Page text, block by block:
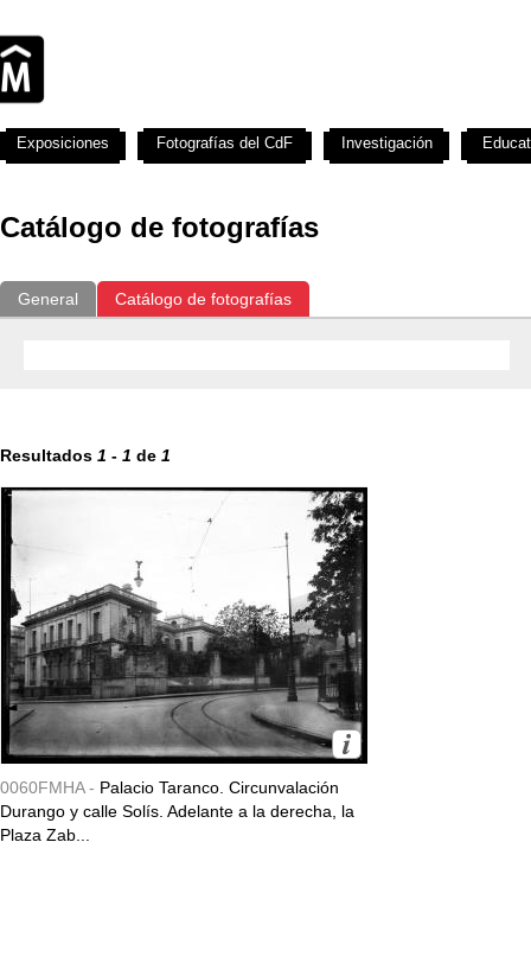
Catálogo de fotografías
General Catálogo de fotografías
Resultados 1 - 1 de 1
0060FMHA - Palacio Taranco. Circunvalación
Durango y calle Solís. Adelante a la derecha, la
Plaza Zab...
Exposiciones Fotografías del CdF Investigación